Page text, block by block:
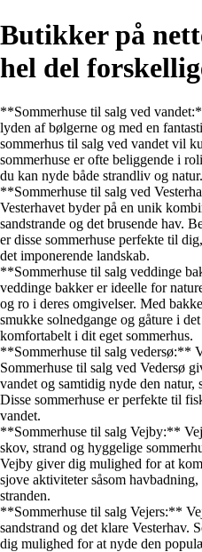
Butikker på
hel del
**Sommerhuse til salg ved
lyden af bølgerne og med en
sommerhus til salg ved vandet vil
sommerhuse er ofte beliggende i
du kan nyde både strandliv og natur.
**Sommerhuse til salg ved
Vesterhavet byder på en unik
sandstrande og det brusende hav.
er disse sommerhuse perfekte til
det imponerende landskab.
**Sommerhuse til salg veddinge
veddinge bakker er ideelle for
og ro i deres omgivelser. Med
smukke solnedgange og gåture i
komfortabelt i dit eget sommerhus.
**Sommerhuse til salg vedersø:**
Sommerhuse til salg ved Vedersø
vandet og samtidig nyde den
Disse sommerhuse er perfekte til
vandet.
**Sommerhuse til salg Vejby:**
skov, strand og hyggelige
Vejby giver dig mulighed for at
sjove aktiviteter såsom
stranden.
**Sommerhuse til salg Vejers:**
sandstrand og det klare Vesterhav.
dig mulighed for at nyde den